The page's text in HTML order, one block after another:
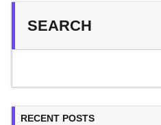
SEARCH
RECENT POSTS